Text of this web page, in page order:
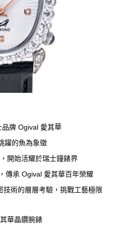
牌 Ogival 愛其華
躍的魚為象徵
開始活耀於瑞士鐘錶界
傳承 Ogival 愛其華百年榮耀
術的層層考驗，挑戰工藝極限
華晶鑽腕錶